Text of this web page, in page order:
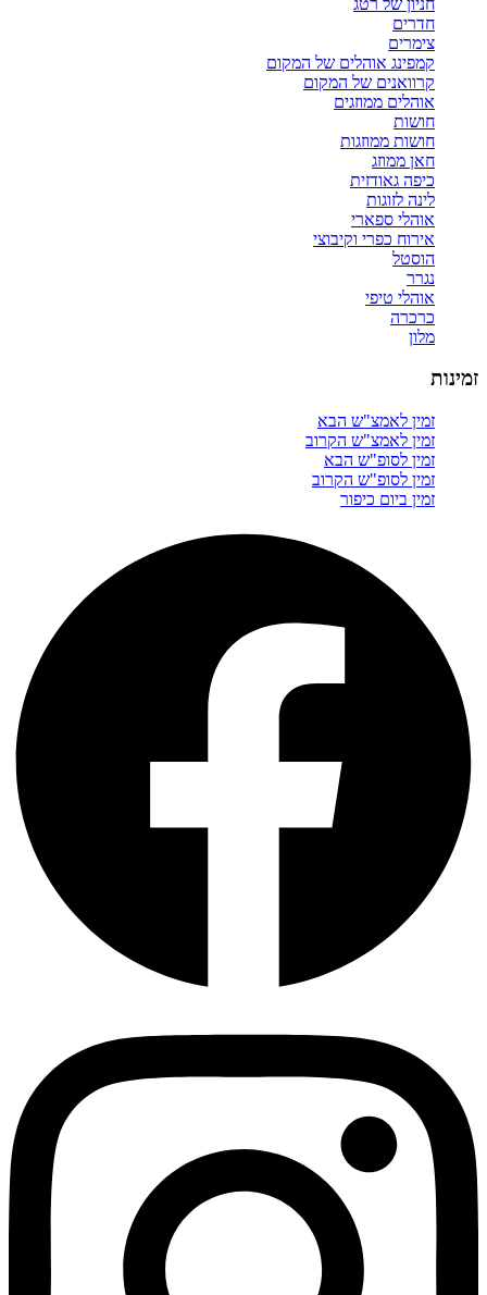
חדרים
צימרים
קמפינג אוהלים של המקום
קרוואנים של המקום
אוהלים ממוזגים
חושות
חושות ממוזגות
חאן ממוזג
כיפה גאודזית
לינה לזוגות
אוהלי ספארי
אירוח כפרי וקיבוצי
הוסטל
נגרר
אוהלי טיפי
כרכרה
מלון
זמינות
זמין לאמצ"ש הבא
זמין לאמצ"ש הקרוב
זמין לסופ"ש הבא
זמין לסופ"ש הקרוב
זמין ביום כיפור